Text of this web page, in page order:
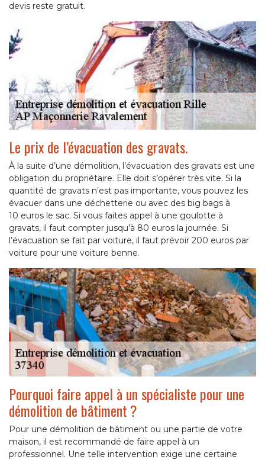
devis reste gratuit.
Le prix de l’évacuation des gravats.
À la suite d’une démolition, l’évacuation des gravats est une
obligation du propriétaire. Elle doit s’opérer très vite. Si la
quantité de gravats n’est pas importante, vous pouvez les
évacuer dans une déchetterie ou avec des big bags à
10 euros le sac. Si vous faites appel à une goulotte à
gravats, il faut compter jusqu’à 80 euros la journée. Si
l’évacuation se fait par voiture, il faut prévoir 200 euros par
voiture pour une voiture benne.
Pourquoi faire appel à un spécialiste pour une
démolition de bâtiment ?
Pour une démolition de bâtiment ou une partie de votre
maison, il est recommandé de faire appel à un
professionnel. Une telle intervention exige une certaine